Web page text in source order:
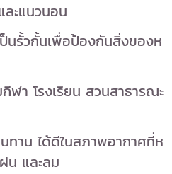
ะแนวนอน
ป็นรั้วกั้นเพื่อป้องกันสิ่งของห
ฬา โรงเรียน สวนสาธารณะ
ทาน ได้ดีในสภาพอากาศที่ห
น และลม